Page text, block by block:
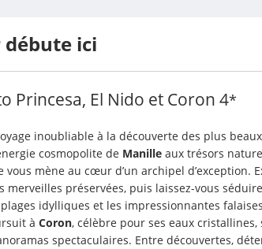
ici
Princesa, El Nido et Coron 4*
inoubliable à la découverte des plus
cosmopolite de Manille
merveilles préservées, puis laissez-vous
idylliques et les impressionnantes falaises
à Coron, célèbre pour ses eaux cristallines,
spectaculaires. Entre découvertes,